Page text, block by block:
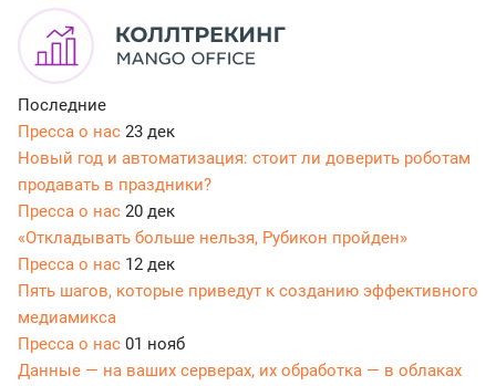
Последние
Пресса о нас 23 дек
Новый год и автоматизация: стоит ли доверить роботам
продавать в праздники?
Пресса о нас 20 дек
«Откладывать больше нельзя, Рубикон пройден»
Пресса о нас 12 дек
Пять шагов, которые приведут к созданию эффективного
медиамикса
Пресса о нас 01 нояб
Данные — на ваших серверах, их обработка — в облаках